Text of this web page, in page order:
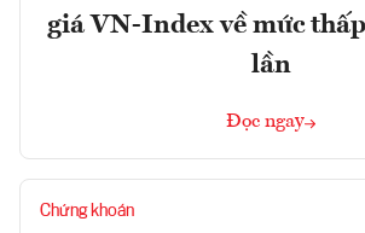
giá VN-Index về mức
lần
Đọc ngay
Chứng khoán